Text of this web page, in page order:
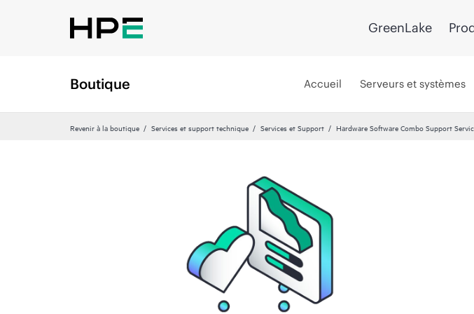
GreenLake
Boutique Accueil Serveurs et systèmes
Revenir à la boutique Services et support technique Services et Support Hardware Software Combo Support